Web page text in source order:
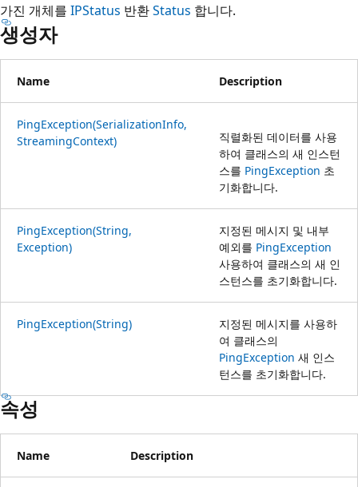
가진 개체를 IPStatus 반환Status 합니다.
생성자
Name Description
PingException(SerializationInfo,
StreamingContext)
직렬화된 데이터를 사용
하여 클래스의 새 인스턴
스를 PingException 초
기화합니다.
PingException(String,
Exception)
지정된 메시지 및 내부
예외를 PingException
사용하여 클래스의 새 인
스턴스를 초기화합니다.
PingException(String)
지정된 메시지를 사용하
여 클래스의
PingException 새 인스
턴스를 초기화합니다.
속성
Name Description